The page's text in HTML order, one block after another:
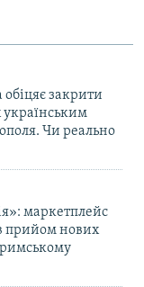
обіцяє закрити
Чи реально
маркетплейс
прийом нових